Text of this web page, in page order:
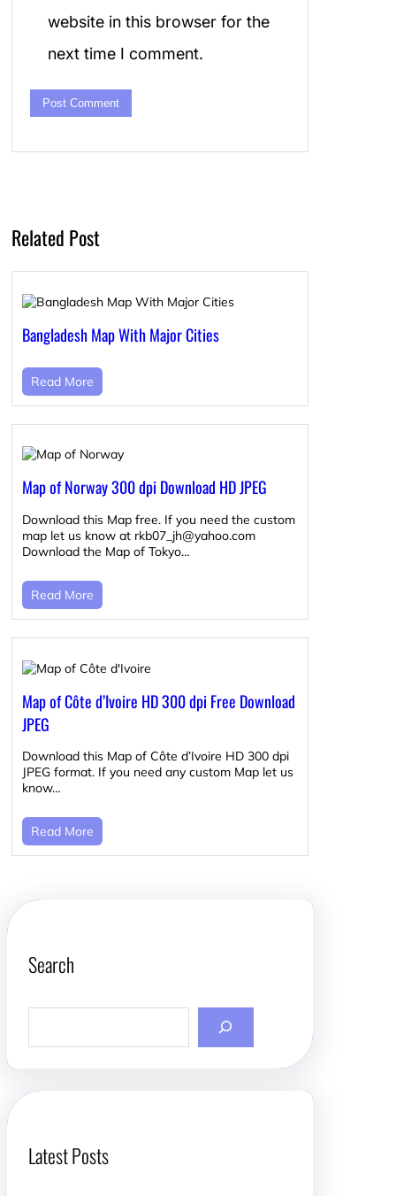
website in this browser for the
next time I comment.
Related Post
Bangladesh Map With Major Cities
Read More
Map of Norway 300 dpi Download HD JPEG
Download this Map free. If you need the custom
map let us know at rkb07_jh@yahoo.com
Download the Map of Tokyo…
Read More
Map of Côte d’Ivoire HD 300 dpi Free Download
JPEG
Download this Map of Côte d’Ivoire HD 300 dpi
JPEG format. If you need any custom Map let us
know…
Read More
Search
a
h
Latest Posts